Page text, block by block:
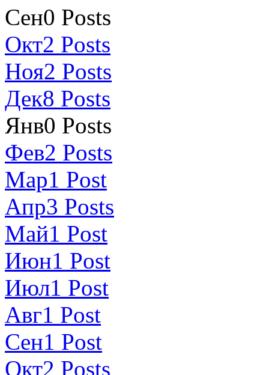
Сен0 Posts
Окт2 Posts
Ноя2 Posts
Дек8 Posts
Янв0 Posts
Фев2 Posts
Мар1 Post
Апр3 Posts
Май1 Post
Июн1 Post
Июл1 Post
Авг1 Post
Сен1 Post
Окт2 Posts